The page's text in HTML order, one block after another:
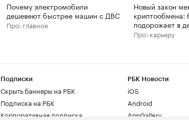
Почему электромобили
дешевеют быстрее машин с ДВС
Про: главное
Новый закон
криптообмена:
подорожает в
Про: карьеру
Подписки
Скрыть баннеры на РБК
Подписка на РБК
Корпоративная подписка
РБК Новости
iOS
Android
AppGallery